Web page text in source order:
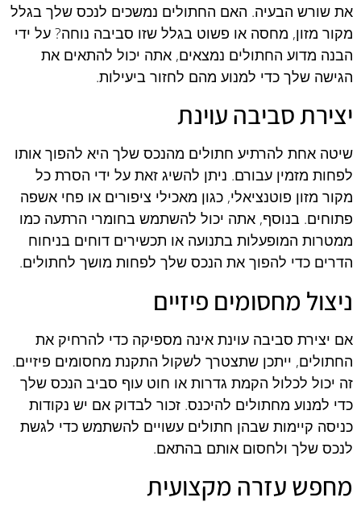
את שורש הבעיה. האם החתולים נמשכים לנכס שלך בגלל
מקור מזון, מחסה או פשוט בגלל שזו סביבה נוחה? על ידי
הבנה מדוע החתולים נמצאים, אתה יכול להתאים את
הגישה שלך כדי למנוע מהם לחזור ביעילות.
יצירת סביבה עוינת
שיטה אחת להרתיע חתולים מהנכס שלך היא להפוך אותו
לפחות מזמין עבורם. ניתן להשיג זאת על ידי הסרת כל
מקור מזון פוטנציאלי, כגון מאכילי ציפורים או פחי אשפה
פתוחים. בנוסף, אתה יכול להשתמש בחומרי הרתעה כמו
ממטרות המופעלות בתנועה או תכשירים דוחים בניחוח
הדרים כדי להפוך את הנכס שלך לפחות מושך לחתולים.
ניצול מחסומים פיזיים
אם יצירת סביבה עוינת אינה מספיקה כדי להרחיק את
החתולים, ייתכן שתצטרך לשקול התקנת מחסומים פיזיים.
זה יכול לכלול הקמת גדרות או חוט עוף סביב הנכס שלך
כדי למנוע מחתולים להיכנס. זכור לבדוק אם יש נקודות
כניסה קיימות שבהן חתולים עשויים להשתמש כדי לגשת
לנכס שלך ולחסום אותם בהתאם.
מחפש עזרה מקצועית